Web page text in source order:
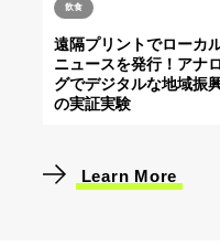
飲食
遠隔プリントでローカ
ニュースを発行！アナロ
グでデジタルな地域振
の実証実験
Learn More